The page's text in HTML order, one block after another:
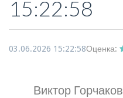
15:22:58
03.06.2026 15:22:58Оценка:
Виктор Горчаков